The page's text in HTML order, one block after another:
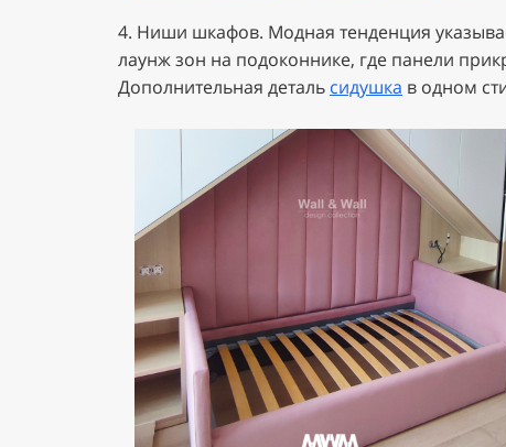
4. Ниши шкафов. Модная тенденция
лаунж зон на подоконнике, где панели
Дополнительная деталь сидушка в одном